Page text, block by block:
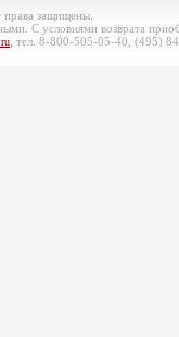
права защищены.
С условиями возврата
, тел. 8-800-505-05-40, (495)